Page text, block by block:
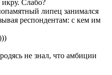
Слабо?
липец занимался
респондентам: с кем им
не знал, что амбиции